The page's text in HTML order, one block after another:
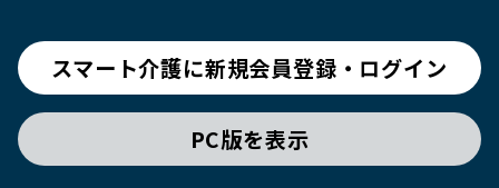
スマート介護に新規会員登録・ログイン
PC版を表示